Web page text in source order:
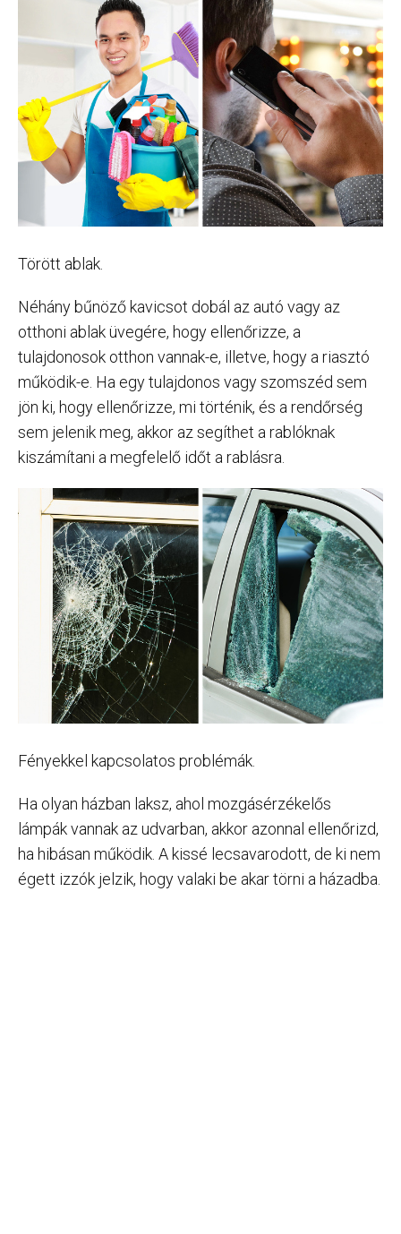
Törött ablak.
Néhány bűnöző kavicsot dobál az autó vagy az
otthoni ablak üvegére, hogy ellenőrizze, a
tulajdonosok otthon vannak-e, illetve, hogy a riasztó
működik-e. Ha egy tulajdonos vagy szomszéd sem
jön ki, hogy ellenőrizze, mi történik, és a rendőrség
sem jelenik meg, akkor az segíthet a rablóknak
kiszámítani a megfelelő időt a rablásra.
Fényekkel kapcsolatos problémák.
Ha olyan házban laksz, ahol mozgásérzékelős
lámpák vannak az udvarban, akkor azonnal ellenőrizd,
ha hibásan működik. A kissé lecsavarodott, de ki nem
égett izzók jelzik, hogy valaki be akar törni a házadba.